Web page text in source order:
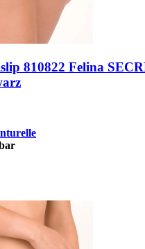
810822 Felina